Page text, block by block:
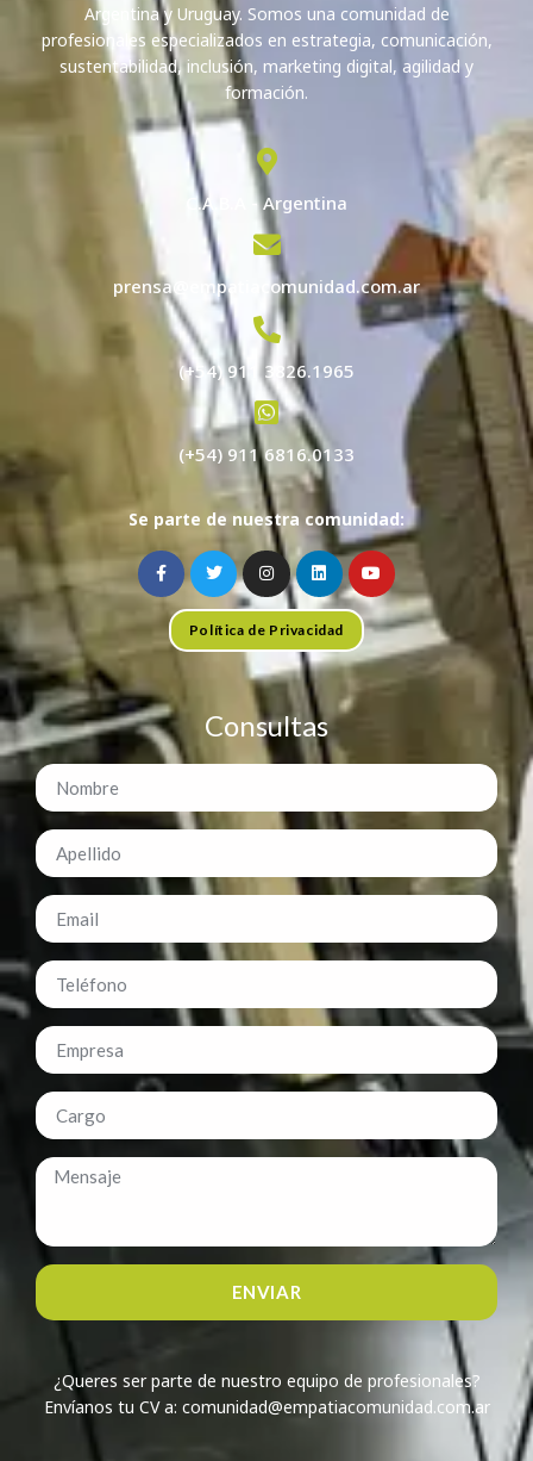
Argentina y Uruguay. Somos una comunidad de
profesionales especializados en estrategia, comunicación,
sustentabilidad, inclusión, marketing digital, agilidad y
formación.
C.A.B.A - Argentina
prensa@empatiacomunidad.com.ar
(+54) 911 3826.1965
(+54) 911 6816.0133
Se parte de nuestra comunidad:
Política de Privacidad
Consultas
ENVIAR
¿Queres ser parte de nuestro equipo de profesionales?
Envíanos tu CV a: comunidad@empatiacomunidad.com.ar